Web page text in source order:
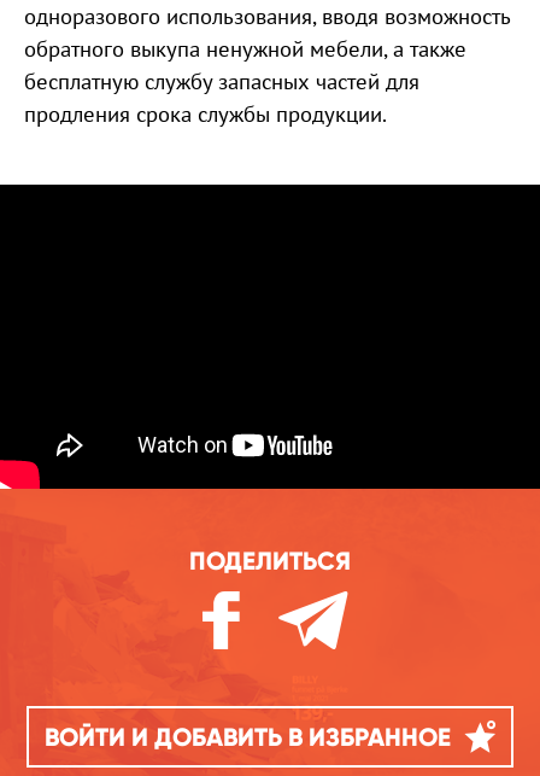
одноразового использования, вводя возможность
обратного выкупа ненужной мебели, а также
бесплатную службу запасных частей для
продления срока службы продукции.
ПОДЕЛИТЬСЯ
ВОЙТИ И ДОБАВИТЬ В ИЗБРАННОЕ